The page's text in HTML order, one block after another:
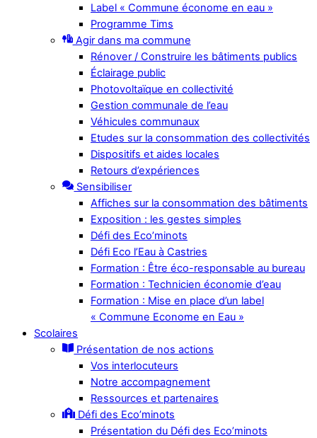
Label « Commune économe en eau »
Programme Tims
Agir dans ma commune
Rénover / Construire les bâtiments publics
Éclairage public
Photovoltaïque en collectivité
Gestion communale de l’eau
Véhicules communaux
Etudes sur la consommation des collectivités
Dispositifs et aides locales
Retours d’expériences
Sensibiliser
Affiches sur la consommation des bâtiments
Exposition : les gestes simples
Défi des Eco’minots
Défi Eco l’Eau à Castries
Formation : Être éco-responsable au bureau
Formation : Technicien économie d’eau
Formation : Mise en place d’un label
« Commune Econome en Eau »
Scolaires
Présentation de nos actions
Vos interlocuteurs
Notre accompagnement
Ressources et partenaires
Défi des Eco’minots
Présentation du Défi des Eco’minots